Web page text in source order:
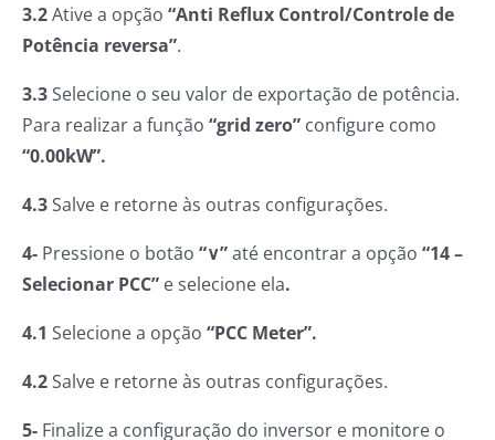
3.2Ative a opção “Anti Reflux Control/Controle de
Potência reversa”.
3.3Selecione o seu valor de exportação de potência.
Para realizar a função “grid zero” configure como
“0.00kW”.
4.3Salve e retorne às outras configurações.
4- Pressione o botão “∨”até encontrar a opção “14 –
Selecionar PCC” e selecione ela.
4.1 Selecione a opção “PCC Meter”.
4.2Salve e retorne às outras configurações.
5- Finalize a configuração do inversor e monitore o